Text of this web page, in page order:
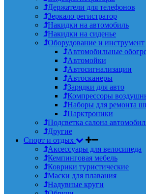
Держатели для телефонов
Зеркало регистратор
Накидки на автомобиль
Накидки на сиденье
Оборудование и инструмент
Автомобильные
Автомойки
Автосигнализации
Автосканеры
Зарядки для авто
Компрессоры
Наборы для ремонта
Парктроники
Подсветка салона
Другие
Спорт и отдых
Аксессуары для велосипеда
Кемпинговая мебель
Коврики туристические
Маски для плавания
Надувные круги